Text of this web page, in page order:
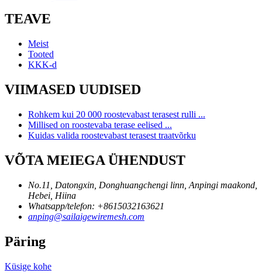
TEAVE
Meist
Tooted
KKK-d
VIIMASED UUDISED
Rohkem kui 20 000 roostevabast terasest rulli ...
Millised on roostevaba terase eelised ...
Kuidas valida roostevabast terasest traatvõrku
VÕTA MEIEGA ÜHENDUST
No.11, Datongxin, Donghuangchengi linn, Anpingi maakond,
Hebei, Hiina
Whatsapp/telefon: +8615032163621
anping@sailaigewiremesh.com
Päring
Küsige kohe